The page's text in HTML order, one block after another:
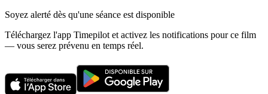
Soyez alerté dès qu'une séance est disponible
Téléchargez l'app Timepilot et activez les notifications pour ce film
— vous serez prévenu en temps réel.